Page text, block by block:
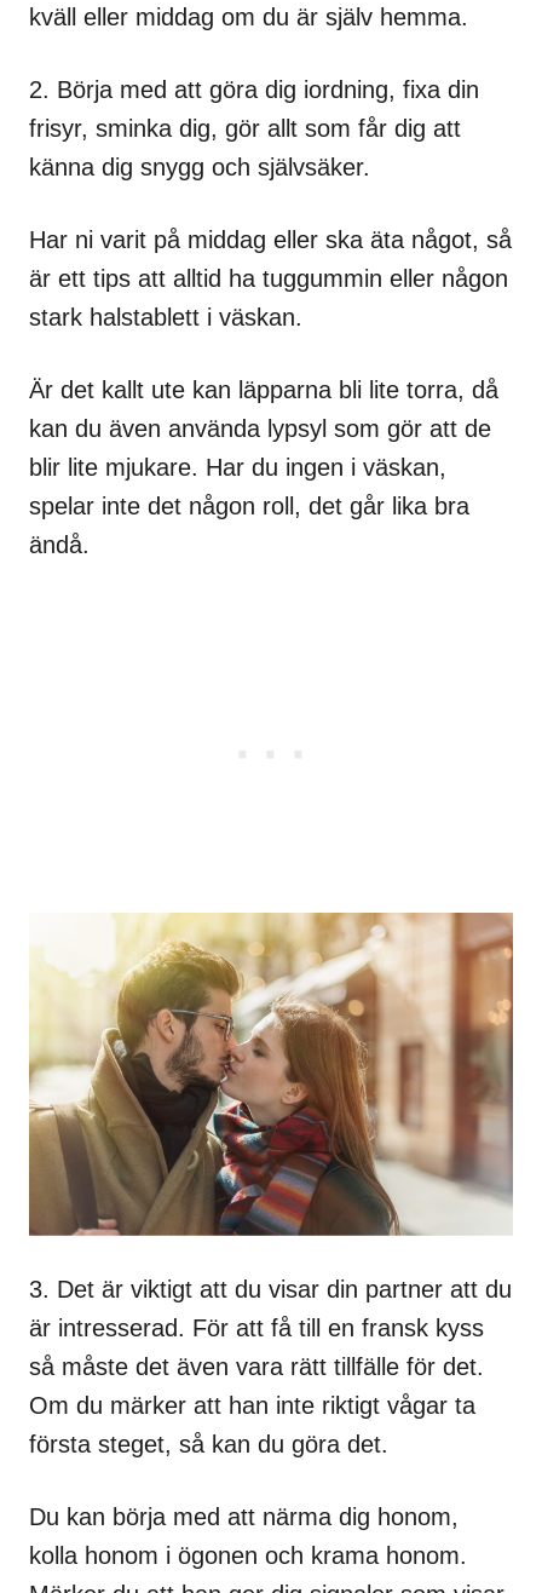
kväll eller middag om du är själv hemma.
2. Börja med att göra dig iordning, fixa din
frisyr, sminka dig, gör allt som får dig att
känna dig snygg och självsäker.
Har ni varit på middag eller ska äta något, så
är ett tips att alltid ha tuggummin eller någon
stark halstablett i väskan.
Är det kallt ute kan läpparna bli lite torra, då
kan du även använda lypsyl som gör att de
blir lite mjukare. Har du ingen i väskan,
spelar inte det någon roll, det går lika bra
ändå.
3. Det är viktigt att du visar din partner att du
är intresserad. För att få till en fransk kyss
så måste det även vara rätt tillfälle för det.
Om du märker att han inte riktigt vågar ta
första steget, så kan du göra det.
Du kan börja med att närma dig honom,
kolla honom i ögonen och krama honom.